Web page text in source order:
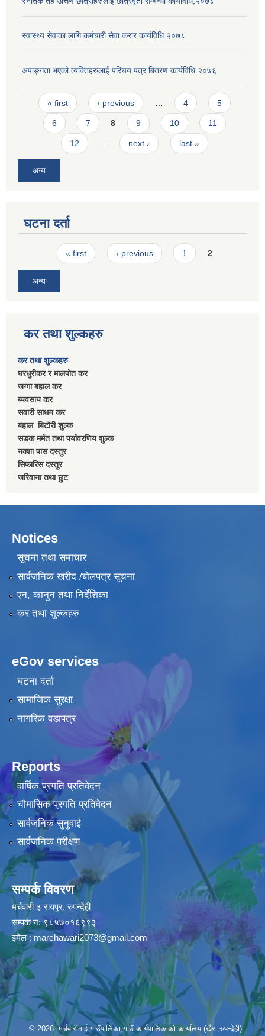
स्वास्थ्य सेवाका लागि कर्मचारी सेवा करार कार्यविधि २०७८
अपाङ्गता भएको व्यक्तिहरुलाई परिचय पत्र बितरण कार्यविधि २०७६
Pages
« first ‹ previous 4 5
6 7 8 9 10 11
12 next › last »
अन्य
घटना दर्ता
Pages« first ‹ previous 1 2
अन्य
कर तथा शुल्कहरु
कर तथा शुल्कहरु
घरधुरीकर र मालपाेत कर
जग्गा बहाल कर
ब्यवसाय कर
सवारी साधन कर
बहाल बिटाैरी शुल्क
सडक मर्मत तथा पर्यावरणिय शुल्क
नक्शा पास दस्तुर
सिफारिस दस्तुर
जरिवाना तथा छुट
Notices
सूचना तथा समाचार
सार्वजनिक खरीद /बोलपत्र सूचना
एन, कानुन तथा निर्देशिका
कर तथा शुल्कहरु
eGov services
घटना दर्ता
सामाजिक सुरक्षा
नागरिक वडापत्र
Reports
वार्षिक प्रगति प्रतिवेदन
चौमासिक प्रगति प्रतिवेदन
सार्वजनिक सुनुवाई
सार्वजनिक परीक्षण
सम्पर्क विवरण
मर्चवारी ३ रायपुर, रुपन्देही
सम्पर्क न: ९८५७०१६९९३
इमेल : marchawari2073@gmail.com
© 2026 मर्चवारीमाई गाउँपालिका,गाउँ कार्यपालिकाको कार्यालय (खैरा,रुपन्देही)